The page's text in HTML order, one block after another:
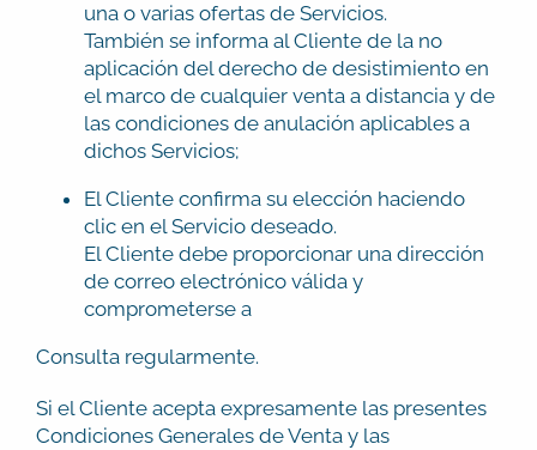
una o varias ofertas de Servicios.
También se informa al Cliente de la no
aplicación del derecho de desistimiento en
el marco de cualquier venta a distancia y de
las condiciones de anulación aplicables a
dichos Servicios;
El Cliente confirma su elección haciendo
clic en el Servicio deseado.
El Cliente debe proporcionar una dirección
de correo electrónico válida y
comprometerse a
Consulta regularmente.
Si el Cliente acepta expresamente las presentes
Condiciones Generales de Venta y las